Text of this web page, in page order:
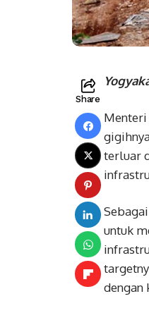
Share
Menteri
terluar
untuk
dengan